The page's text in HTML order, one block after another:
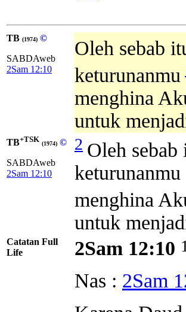
TB (1974) ©
SABDAweb
2Sam 12:10
Oleh sebab
keturunanmu
menghina
untuk
TB+TSK (1974) ©
SABDAweb
2Sam 12:10
2 Oleh sebab
keturunanmu
menghina
untuk
Catatan Full
Life
2Sam 12:10 1
Nas : 2Sam